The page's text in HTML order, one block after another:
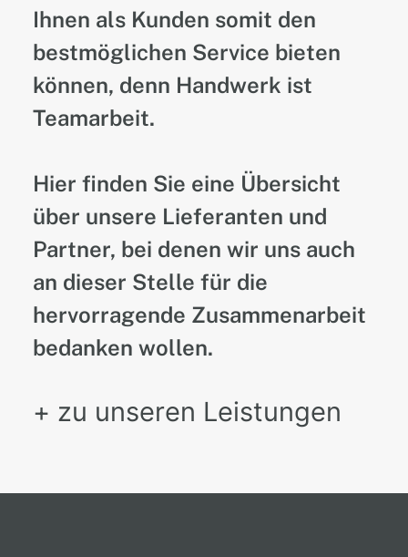
Ihnen als Kunden somit den
bestmöglichen Service bieten
können, denn Handwerk ist
Teamarbeit.
Hier finden Sie eine Übersicht
über unsere Lieferanten und
Partner, bei denen wir uns auch
an dieser Stelle für die
hervorragende Zusammenarbeit
bedanken wollen.
+ zu unseren Leistungen